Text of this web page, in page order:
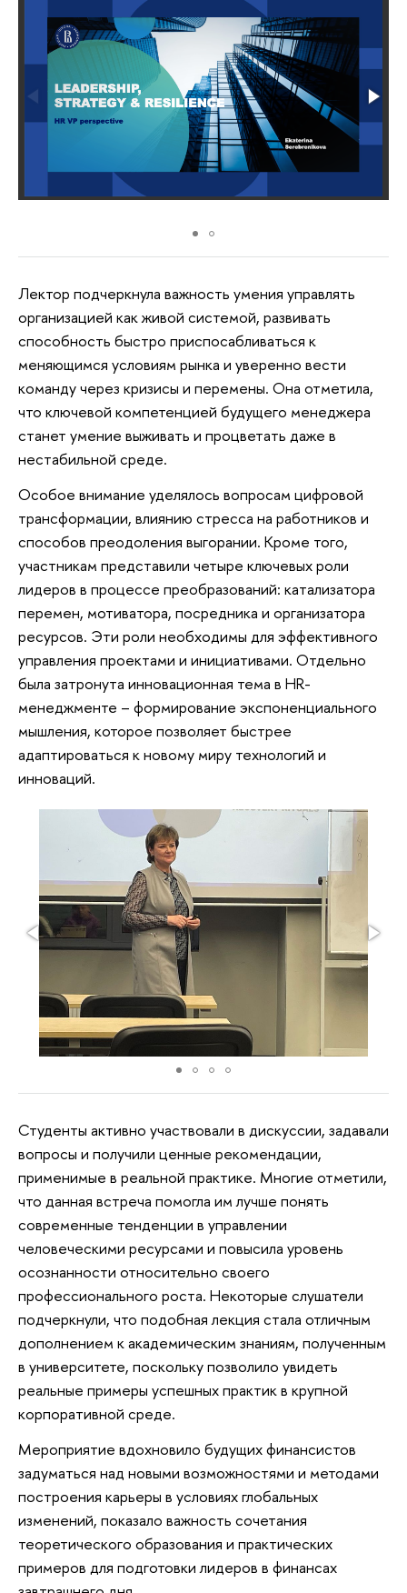
Лектор подчеркнула важность умения управлять
организацией как живой системой, развивать
способность быстро приспосабливаться к
меняющимся условиям рынка и уверенно вести
команду через кризисы и перемены. Она отметила,
что ключевой компетенцией будущего менеджера
станет умение выживать и процветать даже в
нестабильной среде.
Особое внимание уделялось вопросам цифровой
трансформации, влиянию стресса на работников и
способов преодоления выгорании. Кроме того,
участникам представили четыре ключевых роли
лидеров в процессе преобразований: катализатора
перемен, мотиватора, посредника и организатора
ресурсов. Эти роли необходимы для эффективного
управления проектами и инициативами. Отдельно
была затронута инновационная тема в HR-
менеджменте – формирование экспоненциального
мышления, которое позволяет быстрее
адаптироваться к новому миру технологий и
инноваций.
Студенты активно участвовали в дискуссии, задавали
вопросы и получили ценные рекомендации,
применимые в реальной практике. Многие отметили,
что данная встреча помогла им лучше понять
современные тенденции в управлении
человеческими ресурсами и повысила уровень
осознанности относительно своего
профессионального роста. Некоторые слушатели
подчеркнули, что подобная лекция стала отличным
дополнением к академическим знаниям, полученным
в университете, поскольку позволило увидеть
реальные примеры успешных практик в крупной
корпоративной среде.
Мероприятие вдохновило будущих финансистов
задуматься над новыми возможностями и методами
построения карьеры в условиях глобальных
изменений, показало важность сочетания
теоретического образования и практических
примеров для подготовки лидеров в финансах